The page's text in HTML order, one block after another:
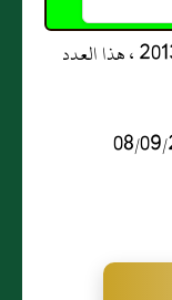
* : عدد المشاهدات و التنزيل منذ 21 ماي 2013 ، هذا العدد